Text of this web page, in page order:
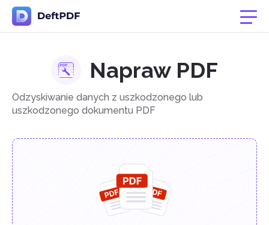
Napraw PDF
Odzyskiwanie danych z uszkodzonego lub
uszkodzonego dokumentu PDF